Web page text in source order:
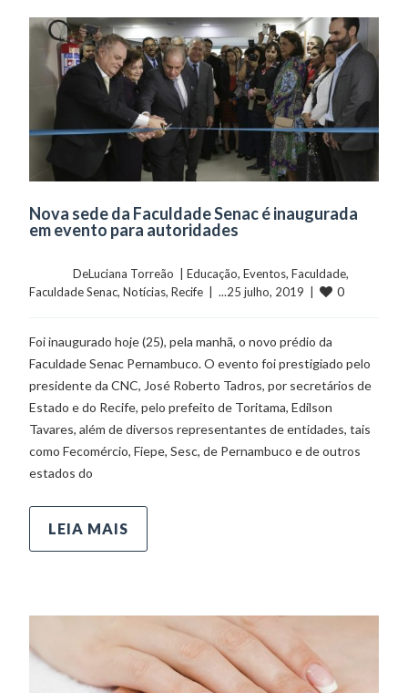
Nova sede da Faculdade Senac é inaugurada
em evento para autoridades
	    	DeLuciana Torreão  |
Educação, Eventos, Faculdade
Faculdade Senac, Notícias, Recife
  |  ...25 julho, 2019  |
0
Foi inaugurado hoje (25), pela manhã, o novo prédio da
Faculdade Senac Pernambuco. O evento foi prestigiado pelo
presidente da CNC, José Roberto Tadros, por secretários de
Estado e do Recife, pelo prefeito de Toritama, Edilson
Tavares, além de diversos representantes de entidades, tais
como Fecomércio, Fiepe, Sesc, de Pernambuco e de outros
estados do
LEIA MAIS